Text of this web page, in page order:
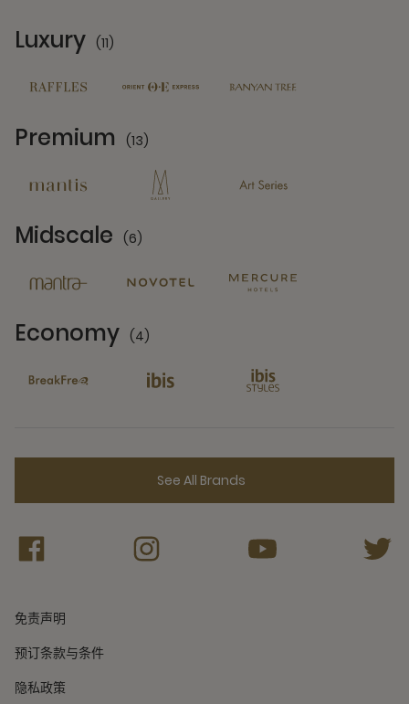
Luxury (11)
Premium (13)
Midscale (6)
Economy (4)
See All Brands
免责声明
预订条款与条件
隐私政策